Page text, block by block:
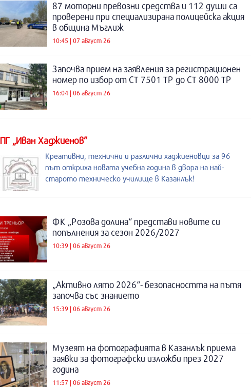
87 моторни превозни средства и 112 души са
проверени при специализирана полицейска акция
в община Мъглиж
10:45 | 07 август 26
Започва прием на заявления за регистрационен
номер по избор от СТ 7501 ТР до СТ 8000 ТР
16:04 | 06 август 26
ПГ „Иван Хаджиенов”
Креативни, технични и различни хаджиеновци за 96
път откриха новата учебна година в двора на най-
старото техническо училище в Казанлък!
ФК „Розова долина“ представи новите си
попълнения за сезон 2026/2027
10:39 | 06 август 26
„Активно лято 2026“- безопасността на пътя
започва със знанието
15:39 | 06 август 26
Музеят на фотографията в Казанлък приема
заявки за фотографски изложби през 2027
година
11:57 | 06 август 26